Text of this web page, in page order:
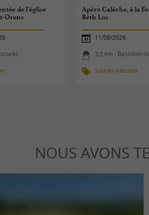
de l’église
Orens
Apéro Calèche, à la
Bèth Loc
11/08/2026
3,5 km - Bassillon-
Sorties natures
NOUS AVONS